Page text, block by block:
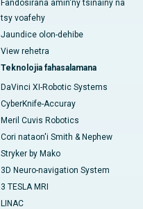
Fandosirana amin'ny tsinainy na
tsy voafehy
Jaundice olon-dehibe
View rehetra
Teknolojia fahasalamana
DaVinci XI-Robotic Systems
CyberKnife-Accuray
Meril Cuvis Robotics
Cori nataon'i Smith & Nephew
Stryker by Mako
3D Neuro-navigation System
3 TESLA MRI
LINAC